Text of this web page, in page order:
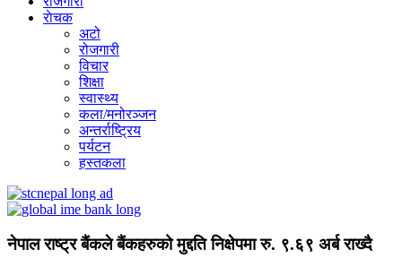
राेचक
अटो
रोजगारी
विचार
शिक्षा
स्वास्थ्य
कला/मनोरञ्जन
अन्तर्राष्ट्रिय
पर्यटन
हस्तकला
नेपाल राष्ट्र बैंकले बैंकहरुको मुद्दति निक्षेपमा रु. ९.६९ अर्ब राख्दै